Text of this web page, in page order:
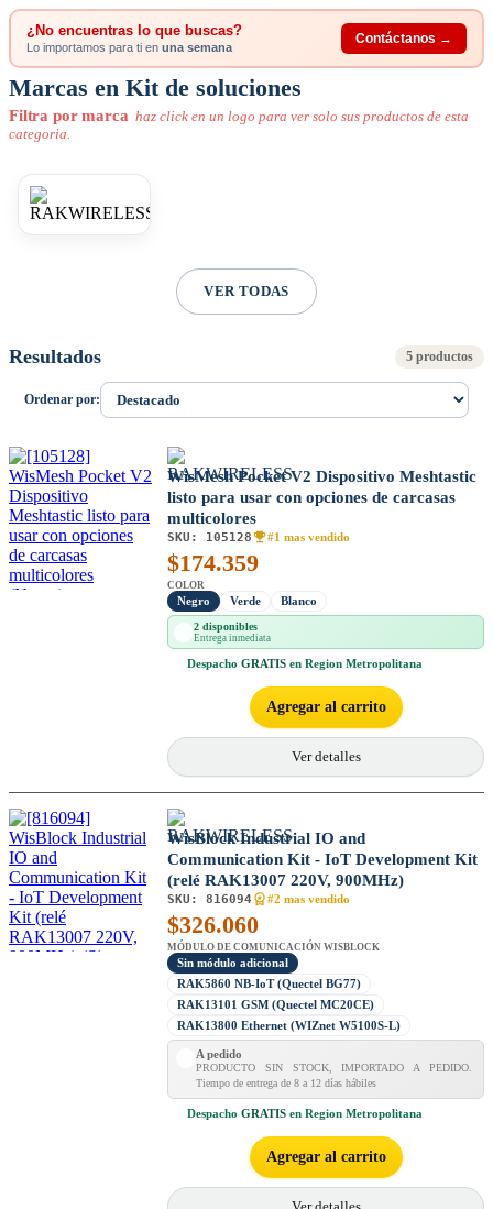
¿No encuentras lo que buscas?
Lo importamos para ti en una semana
Contáctanos →
Marcas en Kit de soluciones
Filtra por marca haz click en un logo para ver solo sus productos de esta
categoria.
VER TODAS
Resultados 5 productos
Ordenar por:
WisMesh Pocket V2 Dispositivo Meshtastic
listo para usar con opciones de carcasas
multicolores
SKU: 105128 #1 mas vendido
$174.359
COLOR
Negro Verde Blanco
2 disponibles
Entrega inmediata
Despacho GRATIS en Region Metropolitana
Agregar al carrito
Ver detalles
WisBlock Industrial IO and
Communication Kit - IoT Development Kit
(relé RAK13007 220V, 900MHz)
SKU: 816094 #2 mas vendido
$326.060
MÓDULO DE COMUNICACIÓN WISBLOCK
Sin módulo adicional
RAK5860 NB-IoT (Quectel BG77)
RAK13101 GSM (Quectel MC20CE)
RAK13800 Ethernet (WIZnet W5100S-L)
A pedido
PRODUCTO SIN STOCK, IMPORTADO A PEDIDO.
Tiempo de entrega de 8 a 12 días hábiles
Despacho GRATIS en Region Metropolitana
Agregar al carrito